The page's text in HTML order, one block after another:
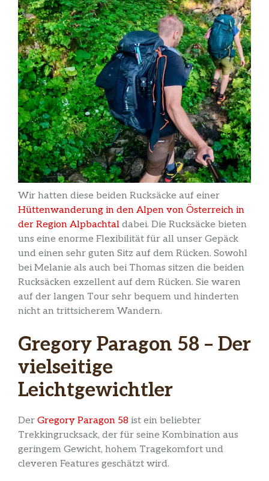
Wir hatten diese beiden Rucksäcke auf einer
Hüttenwanderung in den Alpen von Österreich in
der Region Alpbachtal dabei. Die Rucksäcke bieten
uns eine enorme Flexibilität für all unser Gepäck
und einen sehr guten Sitz auf dem Rücken. Sowohl
bei Melanie als auch bei Thomas sitzen die beiden
Rucksäcken exzellent auf dem Rücken. Sie waren
auf der langen Tour sehr bequem und hinderten
nicht an trittsicherem Wandern.
Gregory Paragon 58 – Der
vielseitige
Leichtgewichtler
Der Gregory Paragon 58 ist ein beliebter
Trekkingrucksack, der für seine Kombination aus
geringem Gewicht, hohem Tragekomfort und
cleveren Features geschätzt wird.